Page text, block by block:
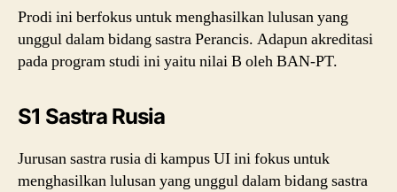
Prodi ini berfokus untuk menghasilkan lulusan yang
unggul dalam bidang sastra Perancis. Adapun akreditasi
pada program studi ini yaitu nilai B oleh BAN-PT.
S1 Sastra Rusia
Jurusan sastra rusia di kampus UI ini fokus untuk
menghasilkan lulusan yang unggul dalam bidang sastra